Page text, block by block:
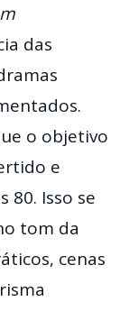
das
o objetivo
e
80. Isso se
tom da
cenas